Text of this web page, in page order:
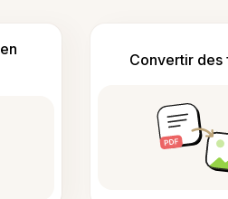
Convertir des